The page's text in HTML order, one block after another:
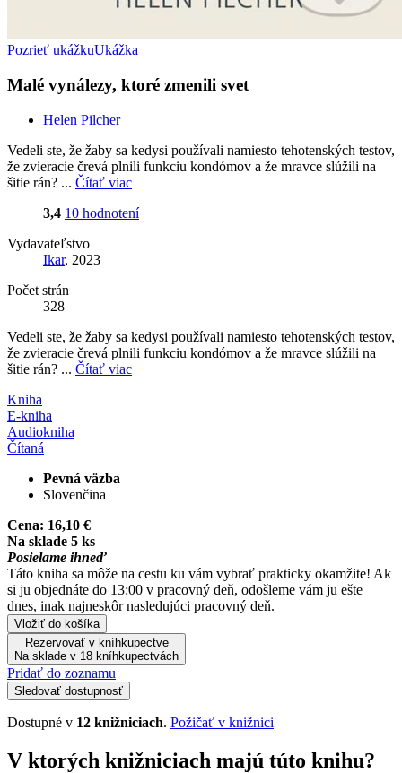
Pozrieť ukážkuUkážka
Malé vynálezy, ktoré zmenili svet
Helen Pilcher
Vedeli ste, že žaby sa kedysi používali namiesto tehotenských testov,
že zvieracie črevá plnili funkciu kondómov a že mravce slúžili na
šitie rán? ... Čítať viac
3,4 10 hodnotení
Vydavateľstvo
Ikar, 2023
Počet strán
328
Vedeli ste, že žaby sa kedysi používali namiesto tehotenských testov,
že zvieracie črevá plnili funkciu kondómov a že mravce slúžili na
šitie rán? ... Čítať viac
Kniha
E-kniha
Audiokniha
Čítaná
Pevná väzba
Slovenčina
Cena: 16,10 €
Na sklade 5 ks
Posielame ihneď
Táto kniha sa môže na cestu ku vám vybrať prakticky okamžite! Ak
si ju objednáte do 13:00 v pracovný deň, odošleme vám ju ešte
dnes, inak najneskôr nasledujúci pracovný deň.
Vložiť do košíka
Rezervovať v kníhkupectve
Na sklade v 18 kníhkupectvách
Pridať do zoznamu
Sledovať dostupnosť
Dostupné v 12 knižniciach. Požičať v knižnici
V ktorých knižniciach majú túto knihu?